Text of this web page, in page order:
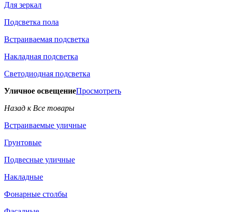
Для зеркал
Подсветка пола
Встраиваемая подсветка
Накладная подсветка
Светодиодная подсветка
Уличное освещениеПросмотреть
Назад к Все товары
Встраиваемые уличные
Грунтовые
Подвесные уличные
Накладные
Фонарные столбы